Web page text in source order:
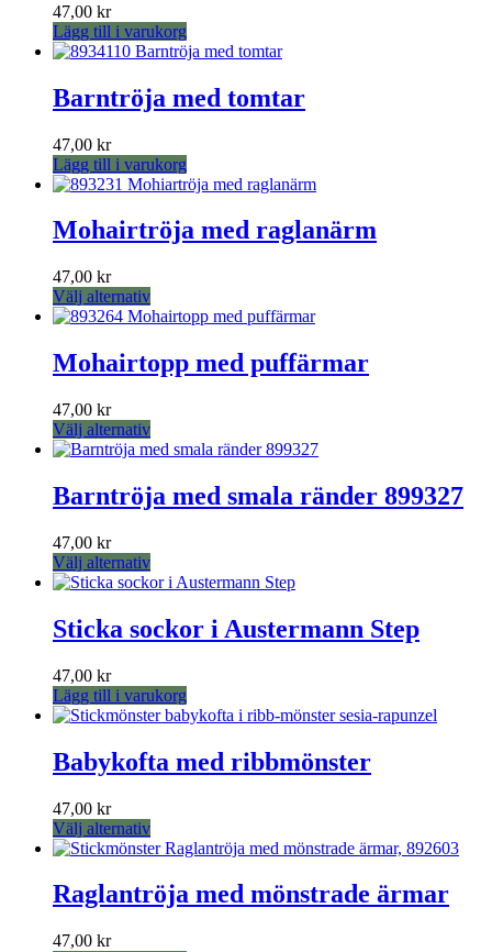
47,00 kr
Lägg till i varukorg
Barntröja med tomtar
47,00 kr
Lägg till i varukorg
Mohairtröja med raglanärm
47,00 kr
Välj alternativDen
här
flera
olika
alternativen
väljas
på
Mohairtopp med puffärmar
47,00 kr
Välj alternativDen
här
har
flera
olika
alternativen
väljas
på
Barntröja med smala ränder 899327
47,00 kr
Välj alternativDen
här
har
flera
olika
alternativen
väljas
på
Sticka sockor i Austermann Step
47,00 kr
Lägg till i varukorg
Babykofta med ribbmönster
47,00 kr
Välj alternativDen
här
har
flera
Raglantröja med mönstrade ärmar
47,00 kr